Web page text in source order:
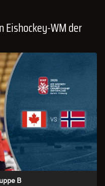
Eishockey-WM der
B